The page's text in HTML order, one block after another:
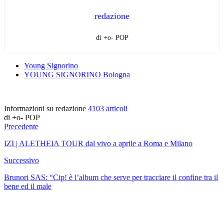
redazione
di +o- POP
Young Signorino
YOUNG SIGNORINO Bologna
Informazioni su redazione 4103 articoli
di +o- POP
Precedente
IZI | ALETHEIA TOUR dal vivo a aprile a Roma e Milano
Successivo
Brunori SAS: “Cip! è l’album che serve per tracciare il confine tra il
bene ed il male